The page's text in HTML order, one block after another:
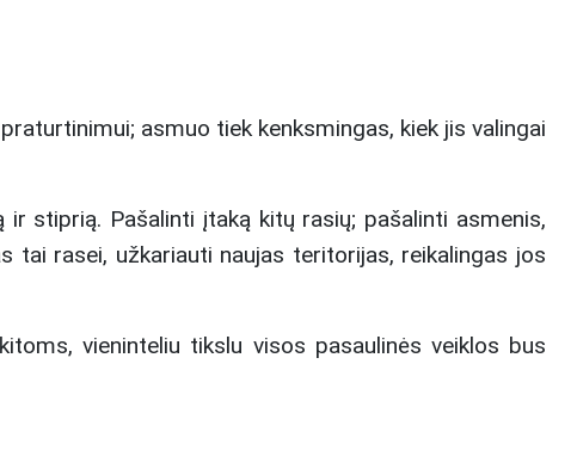
asmuo tiek kenksmingas, kiek jis valingai
stiprią. Pašalinti įtaką kitų rasių; pašalinti asmenis,
tai rasei, užkariauti naujas teritorijas, reikalingas jos
vieninteliu tikslu visos pasaulinės veiklos bus